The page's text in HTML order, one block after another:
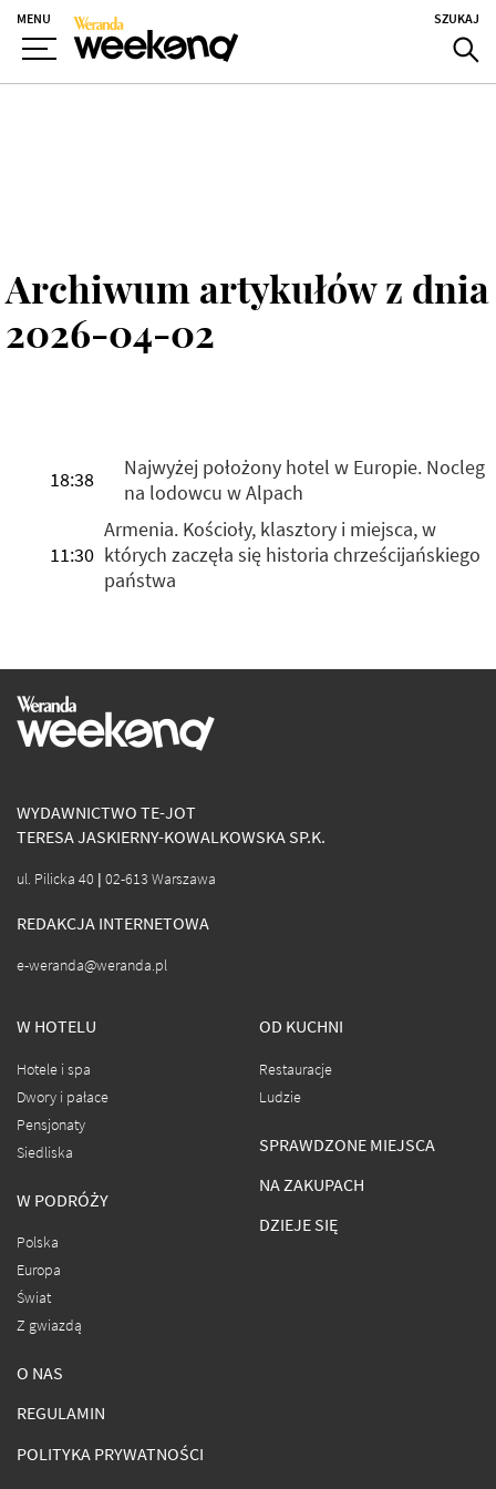
MENU SZUKAJ
Archiwum artykułów z dnia
2026-04-02
18:38
Najwyżej położony hotel w Europie. Nocleg
na lodowcu w Alpach
11:30
Armenia. Kościoły, klasztory i miejsca, w
których zaczęła się historia chrześcijańskiego
państwa
WYDAWNICTWO TE-JOT
TERESA JASKIERNY-KOWALKOWSKA SP.K.
ul. Pilicka 40 | 02-613 Warszawa
REDAKCJA INTERNETOWA
e-weranda@weranda.pl
W HOTELU
Hotele i spa
Dwory i pałace
Pensjonaty
Siedliska
W PODRÓŻY
Polska
Europa
Świat
Z gwiazdą
OD KUCHNI
Restauracje
Ludzie
SPRAWDZONE MIEJSCA
NA ZAKUPACH
DZIEJE SIĘ
O NAS
REGULAMIN
POLITYKA PRYWATNOŚCI